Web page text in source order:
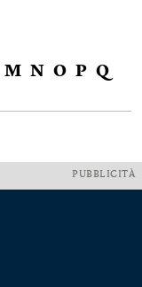
M N O P Q
PUBBLICITÀ